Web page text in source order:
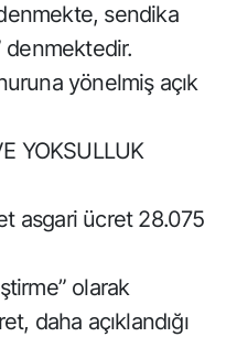
sendika
denmektedir.
yönelmiş açık
YOKSULLUK
asgari ücret 28.075
olarak
daha açıklandığı